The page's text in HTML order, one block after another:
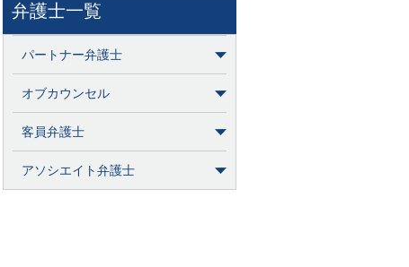
弁護士一覧
パートナー弁護士
オブカウンセル
客員弁護士
アソシエイト弁護士